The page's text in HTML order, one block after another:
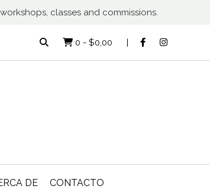
classes and commissions.
0 - $0,00
DE CONTACTO